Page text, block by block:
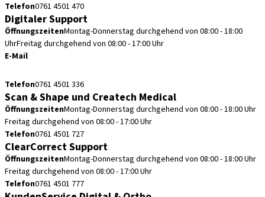
Telefon0761 4501 470
Digitaler Support
ÖffnungszeitenMontag-Donnerstag durchgehend von 08:00 - 18:00
UhrFreitag durchgehend von 08:00 - 17:00 Uhr
E-Mail
Telefon0761 4501 336
Scan & Shape und Createch Medical
ÖffnungszeitenMontag-Donnerstag durchgehend von 08:00 - 18:00 Uhr
Freitag durchgehend von 08:00 - 17:00 Uhr
Telefon0761 4501 727
ClearCorrect Support
ÖffnungszeitenMontag-Donnerstag durchgehend von 08:00 - 18:00 Uhr
Freitag durchgehend von 08:00 - 17:00 Uhr
Telefon0761 4501 777